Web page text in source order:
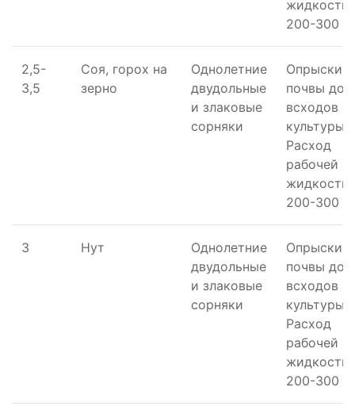
жидкости
200-300
2,5-
3,5
Соя, горох на
зерно
Однолетние
двудольные
и злаковые
сорняки
почвы до
всходов
культуры.
Расход
рабочей
жидкости
200-300
3 Нут
Однолетние
двудольные
и злаковые
сорняки
почвы до
всходов
культуры.
Расход
рабочей
жидкости
200-300